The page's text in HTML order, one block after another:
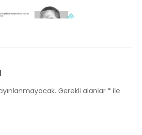
Gerekli alanlar * ile